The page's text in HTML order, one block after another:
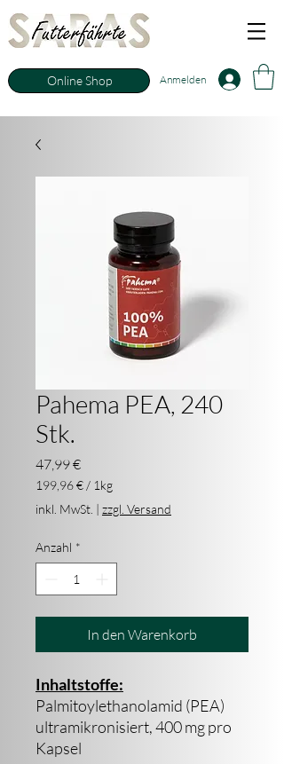
Anmelden
Online Shop
Pahema PEA, 240
Stk.
47,99 €Preis
199,96 € / 1kg
199,96 €
pro
Kilogramm
inkl. MwSt. | zzgl. Versand
Anzahl *
In den Warenkorb
Inhaltstoffe:
Palmitoylethanolamid (PEA)
ultramikronisiert, 400 mg pro
Kapsel